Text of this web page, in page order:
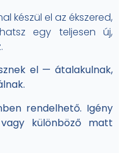
készül el az ékszered,
egy teljesen új,
el — átalakulnak,
rendelhető. Igény
különböző matt